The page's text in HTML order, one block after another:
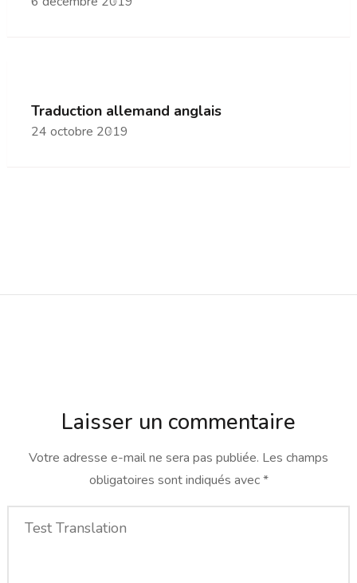
Traduction allemand anglais
24 octobre 2019
Laisser un commentaire
Votre adresse e-mail ne sera pas publiée. Les champs
obligatoires sont indiqués avec*